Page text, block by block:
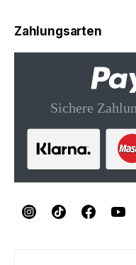
Zahlungsarten